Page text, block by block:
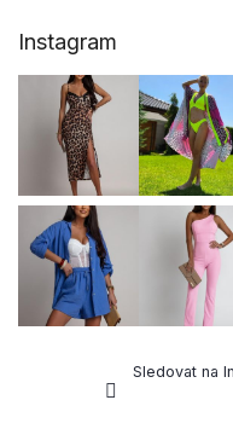
Instagram
Sledovat na